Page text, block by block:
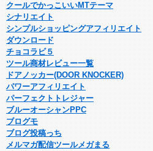
クールでかっこいいMTテーマ
シナリエイト
シンプルショッピングアフィリエイト
ダウンロード
チョコラビ５
ツール商材レビュー一覧
ドアノッカー(DOOR KNOCKER)
パワーアフィリエイト
パーフェクトトレジャー
ブルーオーシャンPPC
ブログモ
ブログ投稿っち
メルマガ配信ツールメガまる